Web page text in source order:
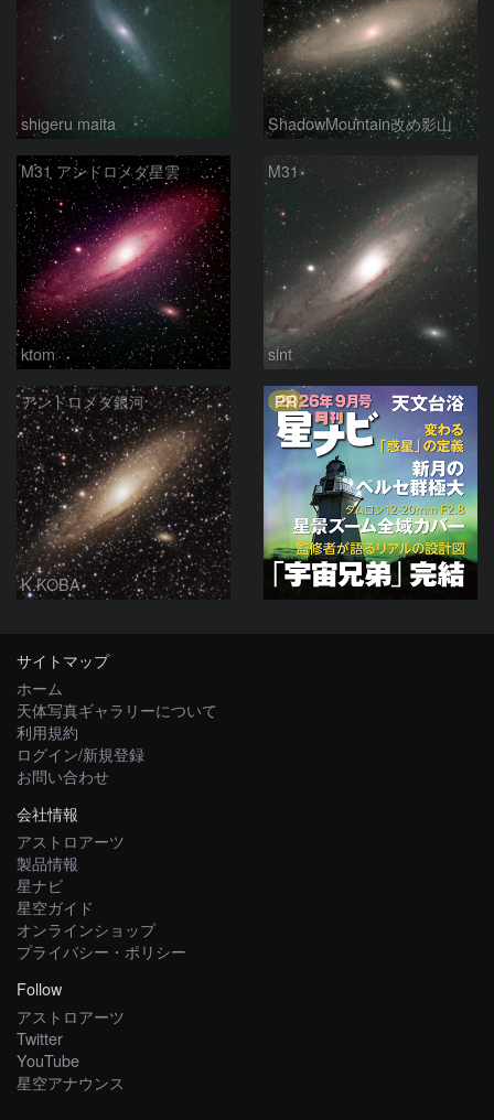
shigeru maita ShadowMountain改め影山
M31 アンドロメダ星雲 2026-1-14
ktom
M31
sint
アンドロメダ銀河
K.KOBA
PR
サイトマップ
ホーム
天体写真ギャラリーについて
利用規約
ログイン/新規登録
お問い合わせ
会社情報
アストロアーツ
製品情報
星ナビ
星空ガイド
オンラインショップ
プライバシー・ポリシー
Follow
アストロアーツ
Twitter
YouTube
星空アナウンス